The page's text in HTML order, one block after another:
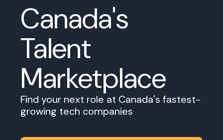
Canada's
Talent
Marketplace
Find your next role at Canada's fastest-
growing tech companies